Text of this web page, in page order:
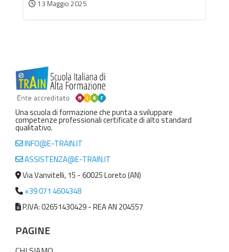
13 Maggio 2025
Una scuola di formazione che punta a sviluppare
competenze professionali certificate di alto standard
qualitativo.
INFO@E-TRAIN.IT
ASSISTENZA@E-TRAIN.IT
Via Vanvitelli, 15 - 60025 Loreto (AN)
+39 071 4604348
P.IVA: 02651430429 - REA AN 204557
PAGINE